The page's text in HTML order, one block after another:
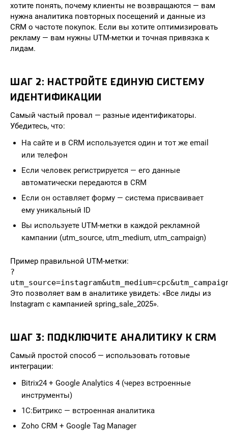
хотите понять, почему клиенты не возвращаются — вам
нужна аналитика повторных посещений и данные из
CRM о частоте покупок. Если вы хотите оптимизировать
рекламу — вам нужны UTM-метки и точная привязка к
лидам.
ШАГ 2: НАСТРОЙТЕ ЕДИНУЮ СИСТЕМУ
ИДЕНТИФИКАЦИИ
Самый частый провал — разные идентификаторы.
Убедитесь, что:
На сайте и в CRM используется один и тот же email
или телефон
Если человек регистрируется — его данные
автоматически передаются в CRM
Если он оставляет форму — система присваивает
ему уникальный ID
Вы используете UTM-метки в каждой рекламной
кампании (utm_source, utm_medium, utm_campaign)
Пример правильной UTM-метки:
?
Это позволяет вам в аналитике увидеть: «Все лиды из
Instagram с кампанией spring_sale_2025».
ШАГ 3: ПОДКЛЮЧИТЕ АНАЛИТИКУ К CRM
Самый простой способ — использовать готовые
интеграции:
Bitrix24 + Google Analytics 4 (через встроенные
инструменты)
1С:Битрикс — встроенная аналитика
Zoho CRM + Google Tag Manager